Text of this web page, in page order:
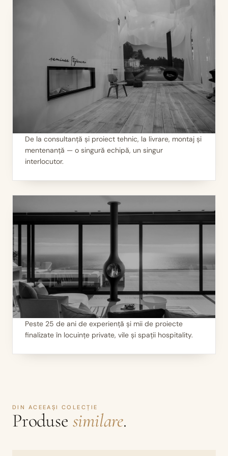
II
Servicii 360°
De la consultanță și proiect tehnic, la livrare, montaj și
mentenanță — o singură echipă, un singur
interlocutor.
III
Peste 25 de ani de experiență și mii de proiecte
finalizate în locuințe private, vile și spații hospitality.
DIN ACEEAȘI COLECȚIE
Produse similare.